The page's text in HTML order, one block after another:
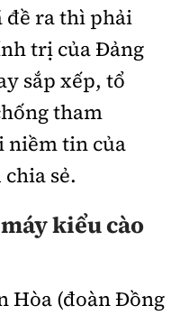
đề ra thì phải
trị của Đảng
sắp xếp, tổ
tham
niềm tin của
sẻ.
kiểu cào
Hòa (đoàn Đồng